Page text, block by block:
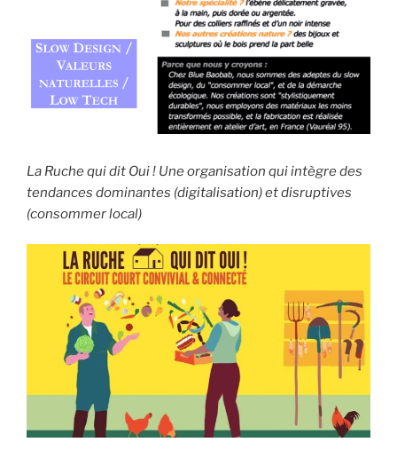
La Ruche qui dit Oui ! Une organisation qui intègre des
tendances dominantes (digitalisation) et disruptives
(consommer local)